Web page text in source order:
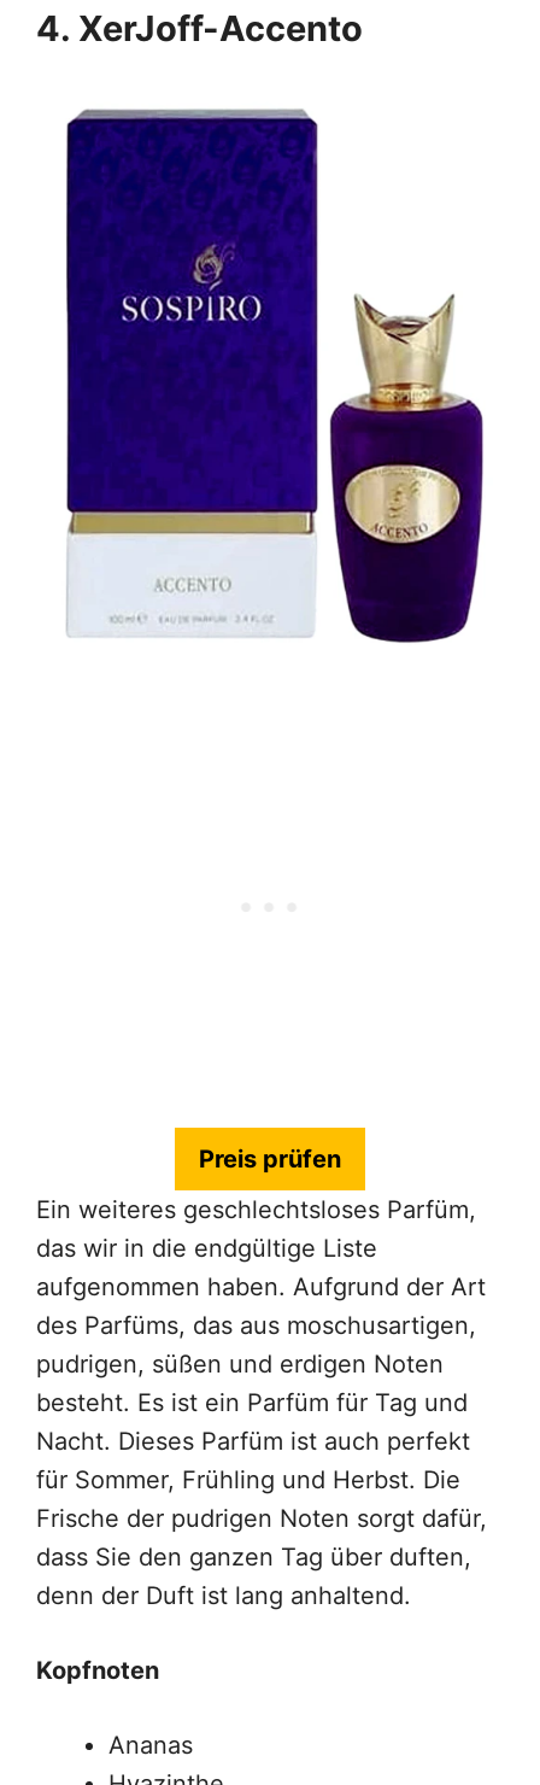
4. XerJoff-Accento
Preis prüfen
Ein weiteres geschlechtsloses Parfüm,
das wir in die endgültige Liste
aufgenommen haben. Aufgrund der Art
des Parfüms, das aus moschusartigen,
pudrigen, süßen und erdigen Noten
besteht. Es ist ein Parfüm für Tag und
Nacht. Dieses Parfüm ist auch perfekt
für Sommer, Frühling und Herbst. Die
Frische der pudrigen Noten sorgt dafür,
dass Sie den ganzen Tag über duften,
denn der Duft ist lang anhaltend.
Kopfnoten
Ananas